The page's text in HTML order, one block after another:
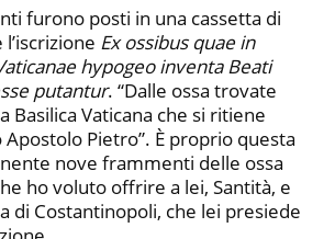
furono posti in una cassetta di
Ex ossibus quae in
hypogeo inventa Beati
putantur. “Dalle ossa trovate
Basilica Vaticana che si ritiene
Pietro”. È proprio questa
nove frammenti delle ossa
ho voluto offrire a lei, Santità, e
di Costantinopoli, che lei presiede